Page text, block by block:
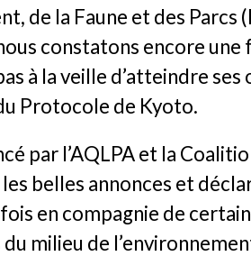
de la Faune et des Parcs
constatons encore une
à la veille d’atteindre
Protocole de Kyoto.
par l’AQLPA et la
belles annonces et
en compagnie de
milieu de